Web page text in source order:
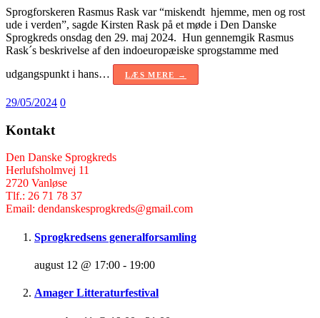
Sprogforskeren Rasmus Rask var “miskendt hjemme, men og rost
ude i verden”, sagde Kirsten Rask på et møde i Den Danske
Sprogkreds onsdag den 29. maj 2024. Hun gennemgik Rasmus
Rask´s beskrivelse af den indoeuropæiske sprogstamme med
udgangspunkt i hans…
LÆS MERE →
29/05/2024 0
Kontakt
Den Danske Sprogkreds
Herlufsholmvej 11
2720 Vanløse
Tlf.: 26 71 78 37
Email: dendanskesprogkreds@gmail.com
Sprogkredsens generalforsamling
august 12 @ 17:00 - 19:00
Amager Litteraturfestival